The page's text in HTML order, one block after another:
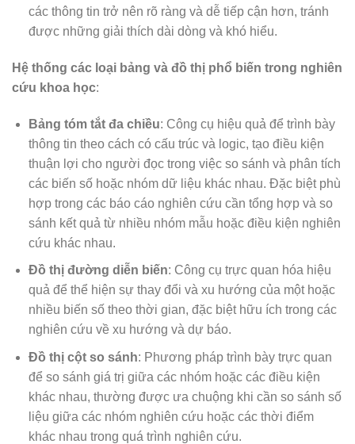
các thông tin trở nên rõ ràng và dễ tiếp cận hơn, tránh
được những giải thích dài dòng và khó hiểu.
Hệ thống các loại bảng và đồ thị phổ biến trong nghiên
cứu khoa học:
Bảng tóm tắt đa chiều: Công cụ hiệu quả để trình bày
thông tin theo cách có cấu trúc và logic, tạo điều kiện
thuận lợi cho người đọc trong việc so sánh và phân tích
các biến số hoặc nhóm dữ liệu khác nhau. Đặc biệt phù
hợp trong các báo cáo nghiên cứu cần tổng hợp và so
sánh kết quả từ nhiều nhóm mẫu hoặc điều kiện nghiên
cứu khác nhau.
Đồ thị đường diễn biến: Công cụ trực quan hóa hiệu
quả để thể hiện sự thay đổi và xu hướng của một hoặc
nhiều biến số theo thời gian, đặc biệt hữu ích trong các
nghiên cứu về xu hướng và dự báo.
Đồ thị cột so sánh: Phương pháp trình bày trực quan
để so sánh giá trị giữa các nhóm hoặc các điều kiện
khác nhau, thường được ưa chuộng khi cần so sánh số
liệu giữa các nhóm nghiên cứu hoặc các thời điểm
khác nhau trong quá trình nghiên cứu.